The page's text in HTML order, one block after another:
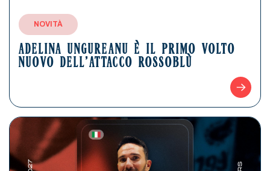
NOVITÀ
ADELINA UNGUREANU È IL PRIMO VOLTO
NUOVO DELL’ATTACCO ROSSOBLÙ